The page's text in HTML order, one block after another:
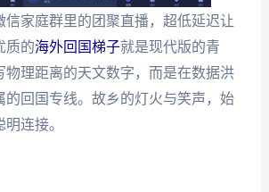
信家庭群里的团聚直播，超低延迟让
质的海外回国梯子就是现代版的青
物理距离的天文数字，而是在数据洪
的回国专线。故乡的灯火与笑声，始
连接。